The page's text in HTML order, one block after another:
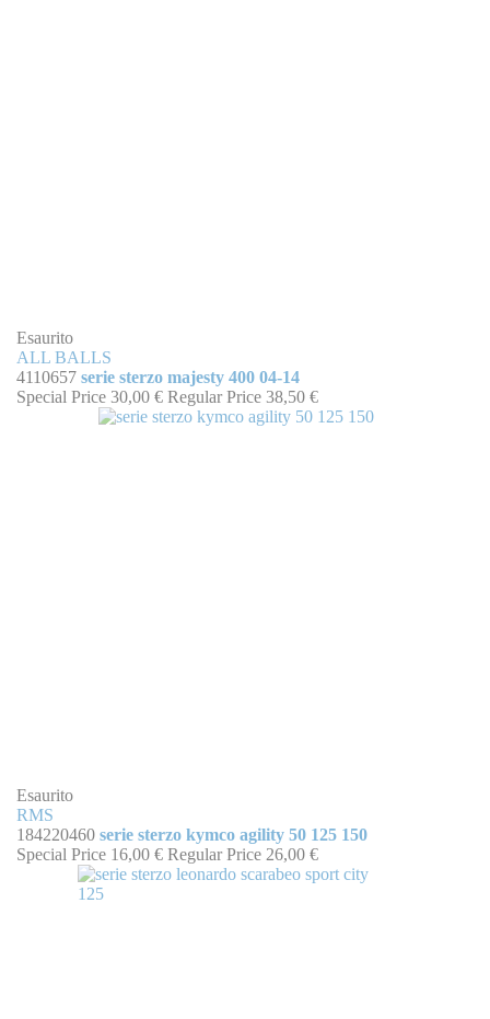
Esaurito
ALL BALLS
4110657 serie sterzo majesty 400 04-14
Special Price 30,00 € Regular Price 38,50 €
Esaurito
RMS
184220460 serie sterzo kymco agility 50 125 150
Special Price 16,00 € Regular Price 26,00 €